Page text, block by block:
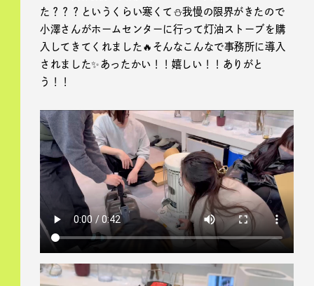
た？？？というくらい寒くて⛄️我慢の限界がきたので
小澤さんがホームセンターに行って灯油ストーブを購
入してきてくれました🔥そんなこんなで事務所に導入
されました✨あったかい！！嬉しい！！ありがと
う！！